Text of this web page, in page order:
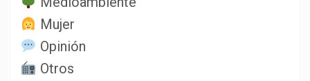
Mujer
Opinión
Otros